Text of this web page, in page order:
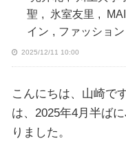
聖 , 氷室友里 ,
イン , ファッション
2025/12/11 10:00
こんにちは、山崎で
は、2025年4月半ば
りました。